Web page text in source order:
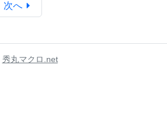
次へ
秀丸マクロ.net